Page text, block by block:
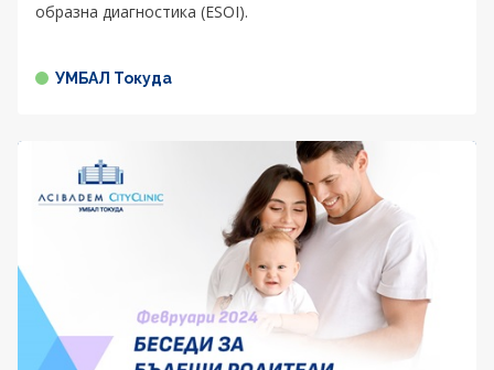
образна диагностика (ESOI).
УМБАЛ Токуда